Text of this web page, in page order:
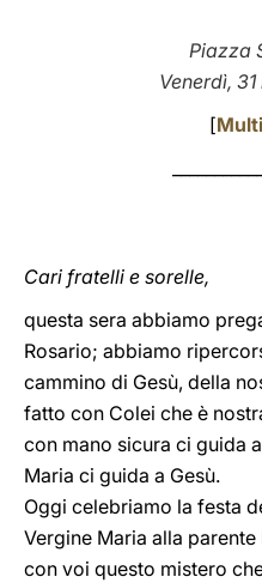
Piazza
Venerdì,
[
Cari fratelli e sorelle,
questa sera abbiamo
Rosario; abbiamo
cammino di Gesù, della
fatto con Colei che è
con mano sicura ci guida
Maria ci guida a Gesù.
Oggi celebriamo la festa
Vergine Maria alla
con voi questo mistero